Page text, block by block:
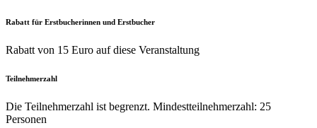
Rabatt für Erstbucherinnen und Erstbucher
Rabatt von 15 Euro auf diese Veranstaltung
Teilnehmerzahl
Die Teilnehmerzahl ist begrenzt. Mindestteilnehmerzahl: 25
Personen